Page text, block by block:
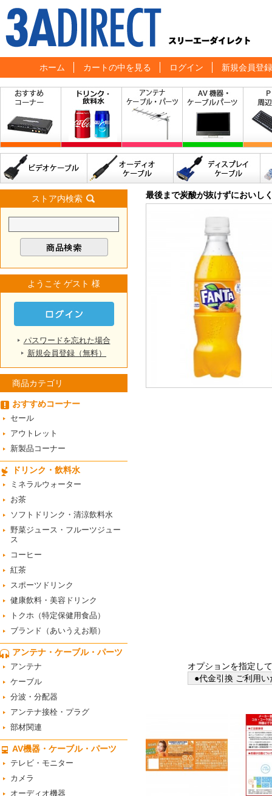
ホーム カートの中を見る ログイン 新規会員登録
ストア内検索
ようこそ ゲスト 様
パスワードを忘れた場合
新規会員登録（無料）
商品カテゴリ
おすすめコーナー
セール
アウトレット
新製品コーナー
ドリンク・飲料水
ミネラルウォーター
お茶
ソフトドリンク・清涼飲料水
野菜ジュース・フルーツジュー
ス
コーヒー
紅茶
スポーツドリンク
健康飲料・美容ドリンク
トクホ（特定保健用食品）
ブランド（あいうえお順）
アンテナ・ケーブル・パーツ
アンテナ
ケーブル
分波・分配器
アンテナ接栓・プラグ
部材関連
AV機器・ケーブル・パーツ
テレビ・モニター
カメラ
オーディオ機器
最後まで炭酸が抜けずにおい
オプションを指定し
●代金引換 ご利用